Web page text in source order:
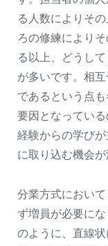
る人数によりそ
ろの修練により
る以上、どうし
が多いです。相
であるという点
要因となってい
経験からの学び
に取り込む機会
分業方式におい
ず増員が必要に
のように、直線